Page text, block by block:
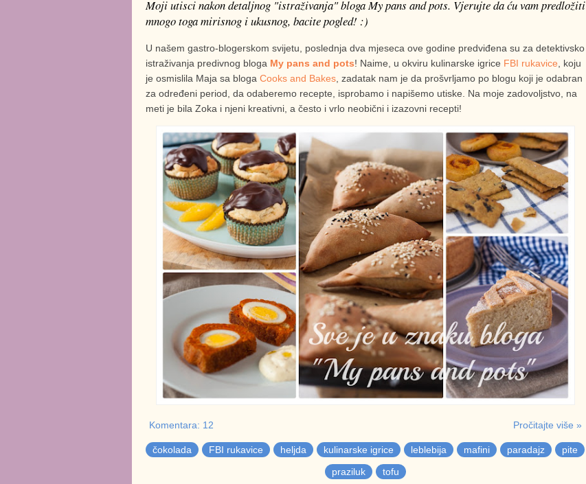
Moji utisci nakon detaljnog "istraživanja" bloga My pans and pots. Vjerujte da ću vam predložiti
mnogo toga mirisnog i ukusnog, bacite pogled! :)
U našem gastro-blogerskom svijetu, poslednja dva mjeseca ove godine predviđena su za detektivsko
istraživanja predivnog bloga My pans and pots! Naime, u okviru kulinarske igrice FBI rukavice , koju
je osmislila Maja sa bloga Cooks and Bakes , zadatak nam je da prošvrljamo po blogu koji je odabran
za određeni period, da odaberemo recepte, isprobamo i napišemo utiske. Na moje zadovoljstvo, na
meti je bila Zoka i njeni kreativni, a često i vrlo neobični i izazovni recepti!
Komentara: 12 Pročitajte više »
čokolada FBI rukavice heljda kulinarske igrice leblebija mafini paradajz
pite
praziluk
tofu